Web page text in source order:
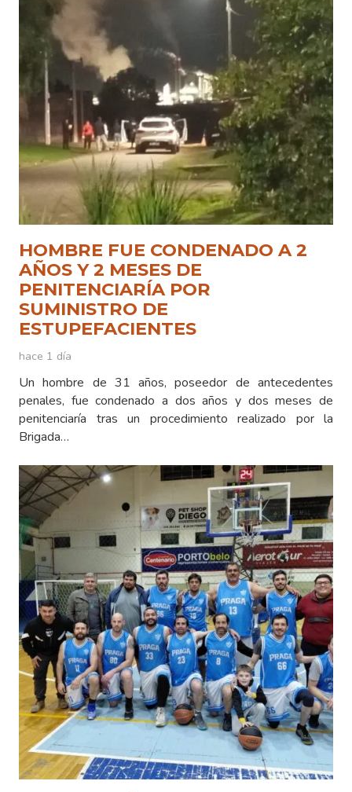
HOMBRE FUE CONDENADO A 2
AÑOS Y 2 MESES DE
PENITENCIARÍA POR
SUMINISTRO DE
ESTUPEFACIENTES
hace 1 día
Un hombre de 31 años, poseedor de antecedentes
penales, fue condenado a dos años y dos meses de
penitenciaría tras un procedimiento realizado por la
Brigada…